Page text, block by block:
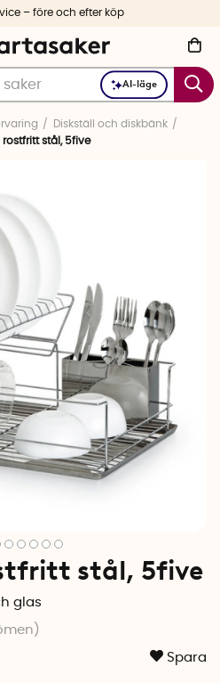
AI-läge
– före och efter köp
Diskställ och diskbänk
rostfritt stål, 5five
stål, 5five
glas
)
Spara